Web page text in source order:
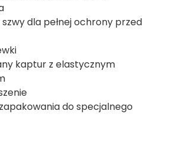
dla pełnej ochrony przed
kaptur z elastycznym
do specjalnego